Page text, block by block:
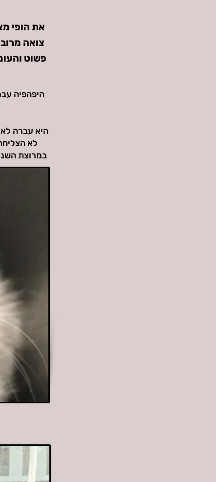
את הופי
צואה
פשוט
היפהפיה
היא עברה
לא
במרוצת